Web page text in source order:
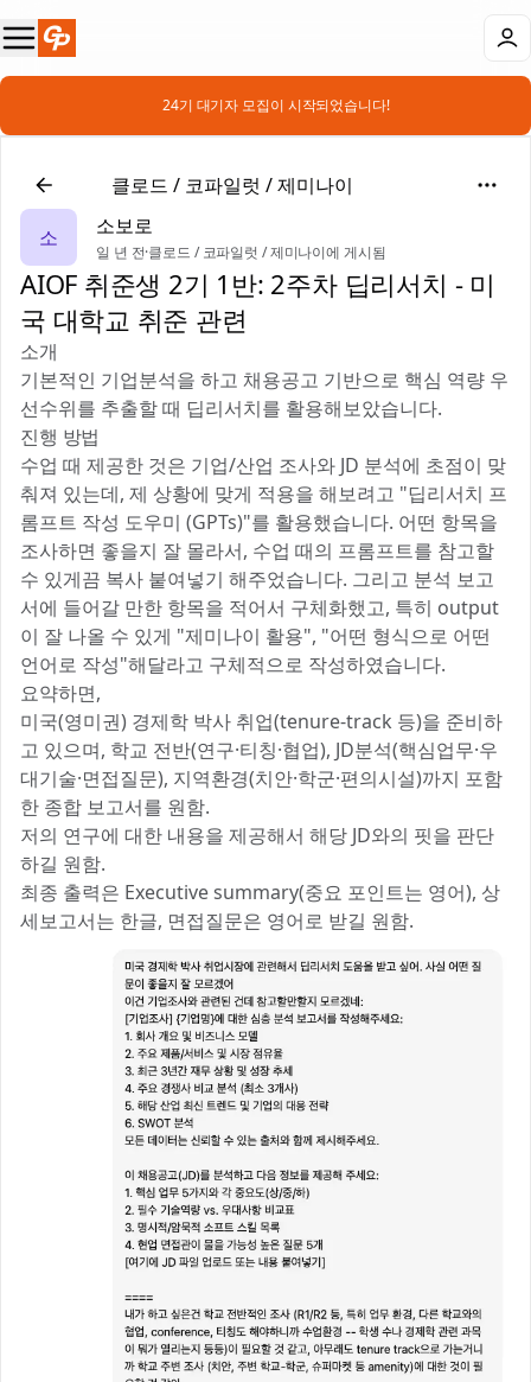
📣 24기 대기자 모집이 시작되었습니다!
🤖클로드 / 코파일럿 / 제미나이
소
소보로
일 년 전·클로드 / 코파일럿 / 제미나이에 게시됨
AIOF 취준생 2기 1반: 2주차 딥리서치 - 미
국 대학교 취준 관련
소개
기본적인 기업분석을 하고 채용공고 기반으로 핵심 역량 우
선수위를 추출할 때 딥리서치를 활용해보았습니다.
진행 방법
수업 때 제공한 것은 기업/산업 조사와 JD 분석에 초점이 맞
춰져 있는데, 제 상황에 맞게 적용을 해보려고 "딥리서치 프
롬프트 작성 도우미 (GPTs)"를 활용했습니다. 어떤 항목을
조사하면 좋을지 잘 몰라서, 수업 때의 프롬프트를 참고할
수 있게끔 복사 붙여넣기 해주었습니다. 그리고 분석 보고
서에 들어갈 만한 항목을 적어서 구체화했고, 특히 output
이 잘 나올 수 있게 "제미나이 활용", "어떤 형식으로 어떤
언어로 작성"해달라고 구체적으로 작성하였습니다.
요약하면,
미국(영미권) 경제학 박사 취업(tenure-track 등)을 준비하
고 있으며, 학교 전반(연구·티칭·협업), JD분석(핵심업무·우
대기술·면접질문), 지역환경(치안·학군·편의시설)까지 포함
한 종합 보고서를 원함.
저의 연구에 대한 내용을 제공해서 해당 JD와의 핏을 판단
하길 원함.
최종 출력은 Executive summary(중요 포인트는 영어), 상
세보고서는 한글, 면접질문은 영어로 받길 원함.